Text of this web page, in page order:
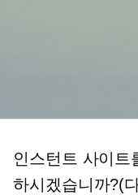
인스턴트 사이트
하시겠습니까?(